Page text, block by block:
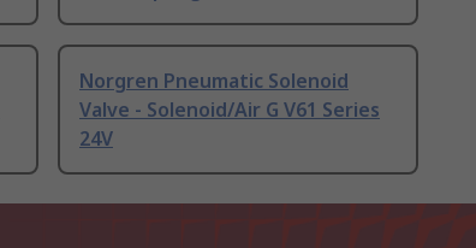
Norgren Pneumatic Solenoid
Valve - Solenoid/Air G V61 Series
24V